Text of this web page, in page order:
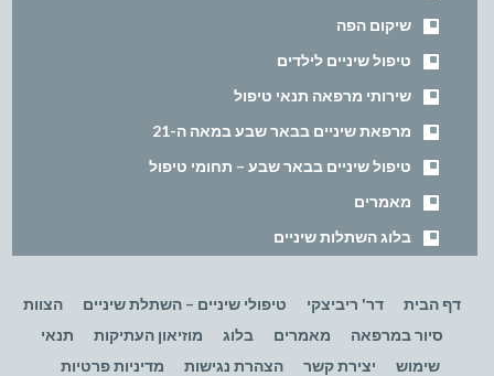
שיקום הפה
טיפול שיניים לילדים
שירותי מרפאה תנאי טיפול
מרפאת שיניים בבאר שבע במאה ה-21
טיפול שיניים בבאר שבע – תחומי טיפול
מאמרים
בלוג השתלות שיניים
דף הבית דר' ריביצקי טיפולי שיניים – השתלת שיניים
הצוות
סיור במרפאה
מאמרים בלוג מוזיאון העתיקות
תנאי
שימוש
יצירת קשר הצהרת נגישות מדיניות פרטיות